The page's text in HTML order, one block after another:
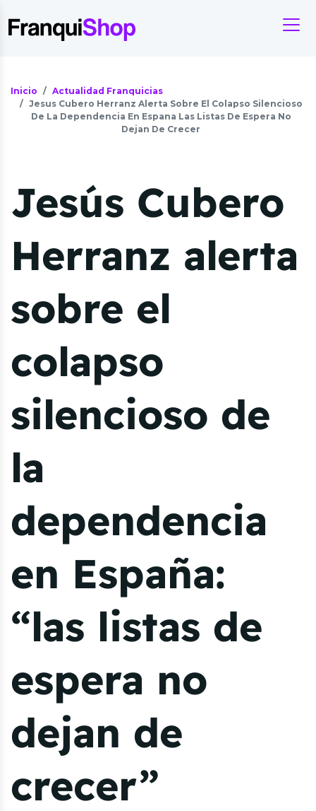
Inicio
Actualidad Franquicias
Jesus Cubero Herranz Alerta Sobre El Colapso Silencioso
De La Dependencia En Espana Las Listas De Espera No
Dejan De Crecer
Jesús Cubero
Herranz alerta
sobre el
colapso
silencioso de
la
dependencia
en España:
“las listas de
espera no
dejan de
crecer”